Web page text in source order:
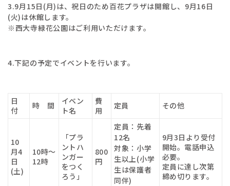
3.9月15日(月)は、祝日のため百花プラザは開館し、9月16日
(火)は休館します。
※西大寺緑花公園はご利用いただけます。
4.下記の予定でイベントを行います。
日
付
時 間
イベン
ト名
費
用
定員 その他
10
月4
日
(土)
10時～
12時
「プラ
ントハ
ンガー
をつく
ろう」
800
円
定員：先着
12名
対象：小学
生以上(小学
生は保護者
同伴)
9月3日より受付
開始。電話申込
必要。
定員に達し次第
締め切ります。